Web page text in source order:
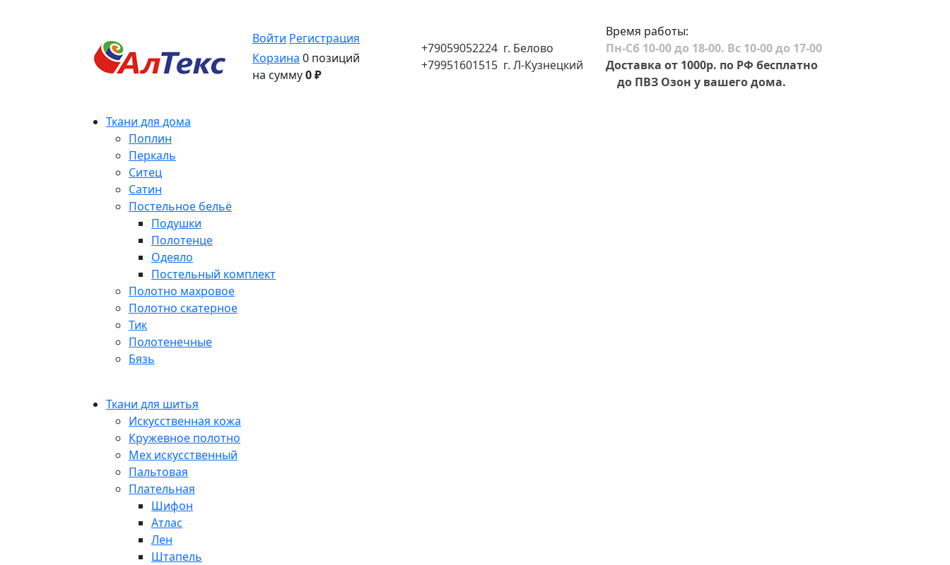
Войти Регистрация
Корзина 0 позиций
на сумму0 ₽
+79059052224 г. Белово
+79951601515 г. Л-Кузнецкий
Время работы:
Пн-Сб 10-00 до 18-00. Вс 10-00 до 17-00
Доставка от 1000р. по РФ бесплатно
до ПВЗ Озон у вашего дома.
Ткани для дома
Поплин
Перкаль
Ситец
Сатин
Постельное бельё
Подушки
Полотенце
Одеяло
Постельный комплект
Полотно махровое
Полотно скатерное
Тик
Полотенечные
Бязь
Ткани для шитья
Искусственная кожа
Кружевное полотно
Мех искусственный
Пальтовая
Плательная
Шифон
Атлас
Лен
Штапель